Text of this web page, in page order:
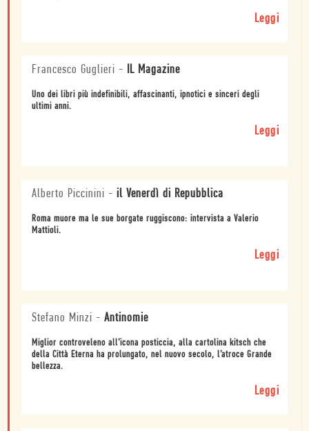
Leggi
Francesco Guglieri - IL Magazine
Uno dei libri più indefinibili, affascinanti, ipnotici e sinceri degli
ultimi anni.
Leggi
Alberto Piccinini - il Venerdì di Repubblica
Roma muore ma le sue borgate ruggiscono: intervista a Valerio
Mattioli.
Leggi
Stefano Minzi - Antinomie
Miglior controveleno all’icona posticcia, alla cartolina kitsch che
della Città Eterna ha prolungato, nel nuovo secolo, l’atroce Grande
bellezza.
Leggi